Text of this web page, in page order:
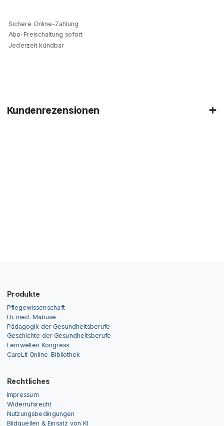
Sichere Online-Zahlung
Abo-Freischaltung sofort
Jederzeit kündbar
Kundenrezensionen
Produkte
Pflegewissenschaft
Dr. med. Mabuse
Pädagogik der Gesundheitsberufe
Geschichte der Gesundheitsberufe
Lernwelten Kongress
CareLit Online-Bibliothek
Rechtliches
Impressum
Widerrufsrecht
Nutzungsbedingungen
Bildquellen & Einsatz von KI